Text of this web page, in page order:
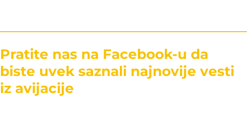
Pratite nas na Facebook-u da
biste uvek saznali najnovije vesti
iz avijacije